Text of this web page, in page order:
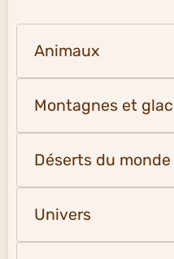
Animaux
Montagnes et
Déserts du monde
Univers